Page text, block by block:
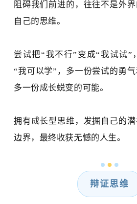
阻碍我们前进的，往往不是外界
自己的思维。
尝试把“我不行” 变成“我试试”
“我可以学”，多一份尝试的勇
多一份成长蜕变的可能。
拥有成长型思维，发掘自己的
边界，最终收获无憾的人生。
辩证思维